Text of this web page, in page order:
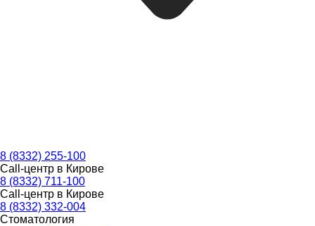
8 (8332) 255-100
Call-центр в Кирове
8 (8332) 711-100
Call-центр в Кирове
8 (8332) 332-004
Стоматология